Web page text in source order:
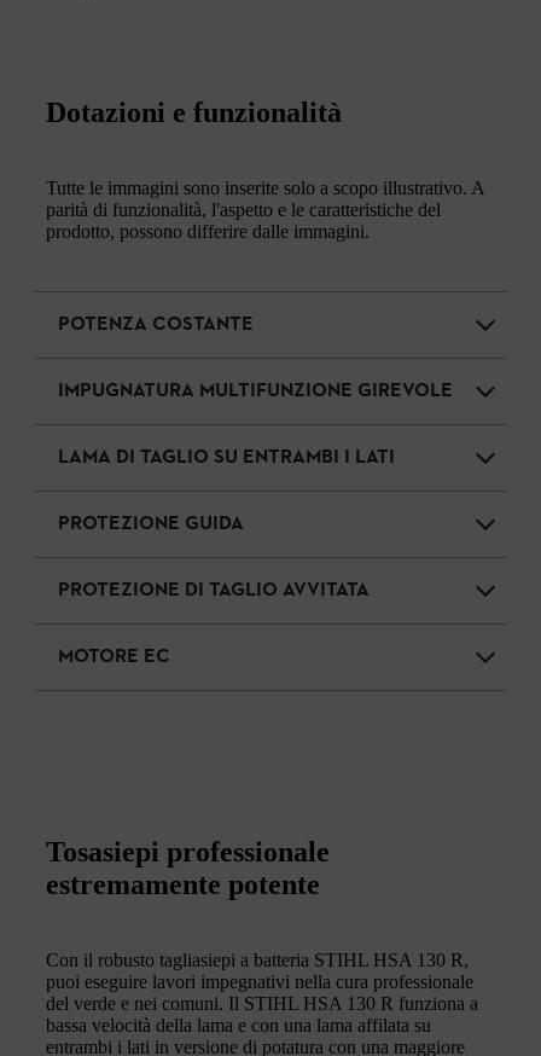
Dotazioni e funzionalità
Tutte le immagini sono inserite solo a scopo illustrativo. A
parità di funzionalità, l'aspetto e le caratteristiche del
prodotto, possono differire dalle immagini.
POTENZA COSTANTE
IMPUGNATURA MULTIFUNZIONE GIREVOLE
LAMA DI TAGLIO SU ENTRAMBI I LATI
PROTEZIONE GUIDA
PROTEZIONE DI TAGLIO AVVITATA
MOTORE EC
Tosasiepi professionale
estremamente potente
Con il robusto tagliasiepi a batteria STIHL HSA 130 R,
puoi eseguire lavori impegnativi nella cura professionale
del verde e nei comuni. Il STIHL HSA 130 R funziona a
bassa velocità della lama e con una lama affilata su
entrambi i lati in versione di potatura con una maggiore